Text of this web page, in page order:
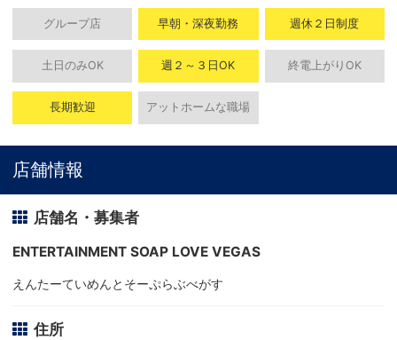
グループ店 早朝・深夜勤務 週休２日制度
土日のみOK 週２～３日OK 終電上がりOK
長期歓迎 アットホームな職場
店舗情報
店舗名・募集者
ENTERTAINMENT SOAP LOVE VEGAS
えんたーていめんとそーぷらぶべがす
住所